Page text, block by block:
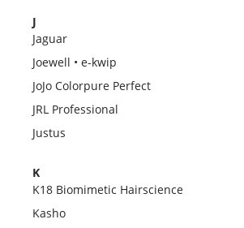
J
Jaguar
Joewell • e-kwip
JoJo Colorpure Perfect
JRL Professional
Justus
K
K18 Biomimetic Hairscience
Kasho